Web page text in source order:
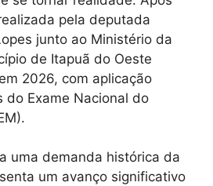
pela deputada
junto ao Ministério da
de Itapuã do Oeste
2026, com aplicação
do Exame Nacional do
uma demanda histórica da
um avanço significativo